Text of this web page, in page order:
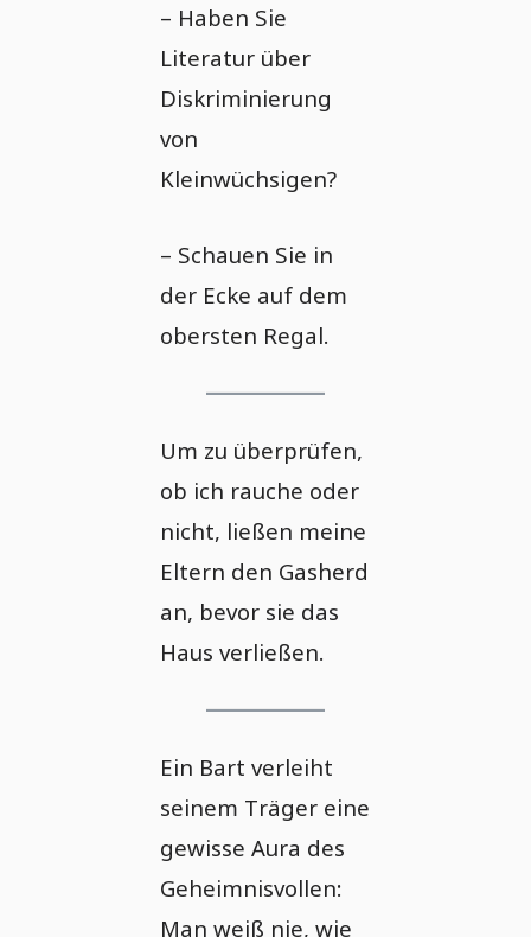
– Haben Sie
Literatur über
Diskriminierung
von
Kleinwüchsigen?
– Schauen Sie in
der Ecke auf dem
obersten Regal.
Um zu überprüfen,
ob ich rauche oder
nicht, ließen meine
Eltern den Gasherd
an, bevor sie das
Haus verließen.
Ein Bart verleiht
seinem Träger eine
gewisse Aura des
Geheimnisvollen:
Man weiß nie, wie